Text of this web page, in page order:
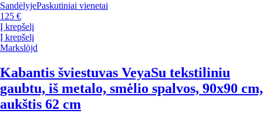
SandėlyjePaskutiniai vienetai
125 €
Į krepšelį
Į krepšelį
Markslöjd
Kabantis šviestuvas VeyaSu tekstiliniu
gaubtu, iš metalo, smėlio spalvos, 90x90 cm,
aukštis 62 cm